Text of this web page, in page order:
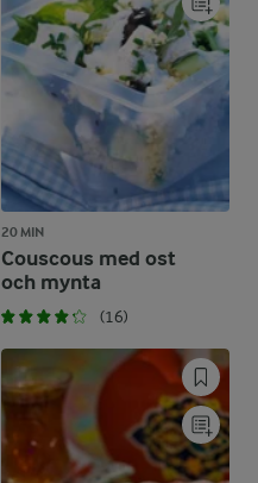
20 MIN
Couscous med ost
och mynta
(16)